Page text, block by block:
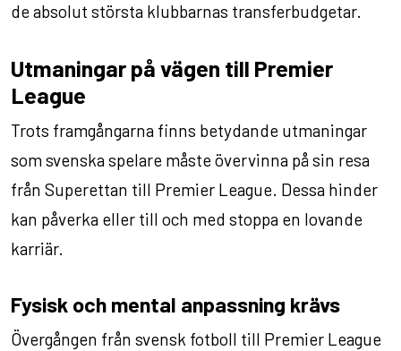
de absolut största klubbarnas transferbudgetar.
Utmaningar på vägen till Premier
League
Trots framgångarna finns betydande utmaningar
som svenska spelare måste övervinna på sin resa
från Superettan till Premier League. Dessa hinder
kan påverka eller till och med stoppa en lovande
karriär.
Fysisk och mental anpassning krävs
Övergången från svensk fotboll till Premier League